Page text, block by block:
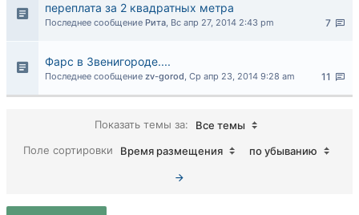
переплата за 2 квадратных метра
7
Последнее сообщение Рита, Вс апр 27, 2014 2:43 pm
Фарс в Звенигороде....
11
Последнее сообщение zv-gorod, Ср апр 23, 2014 9:28 am
Показать темы за:
Все темы
Поле сортировки
Время размещения по убыванию